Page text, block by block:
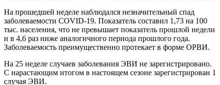
На прошедшей неделе наблюдался незначительный спад
заболеваемости COVID-19. Показатель составил 1,73 на 100
тыс. населения, что не превышает показатель прошлой недели
и в 4,6 раз ниже аналогичного периода прошлого года.
Заболеваемость преимущественно протекает в форме ОРВИ.
На 25 неделе случаев заболевания ЭВИ не зарегистрировано.
С нарастающим итогом в настоящем сезоне зарегистрирован 1
случая ЭВИ.